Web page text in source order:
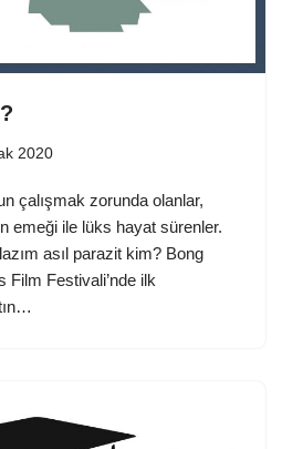
2020
çalışmak zorunda olanlar,
emeği ile lüks hayat sürenler.
asıl parazit kim? Bong
Film Festivali’nde ilk